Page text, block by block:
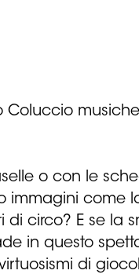
Coluccio
o con le
immagini come
circo? E se la
in questo
di